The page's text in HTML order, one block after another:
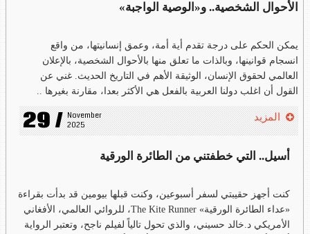
الأحوال الشخصية.. و«الوصية الواجبة»
يمكن الحكم على درجة تقدم أية أمة، وعمق إنسانيتها، من واقع
انسجام قوانينها، وبالذات ما تعلق منها بالأحوال الشخصية، بالإعلان
العالمي لحقوق الإنسان، الوثيقة الأهم في التاريخ الحديث. غني عن
القول أن اغلب دولنا العربية بالفعل هي الأكثر بعدا، مقارنة بغيرها ..
29 / November
2025
المزيد
أسيل.. التي خطفتني من الطائرة الورقية
كنت أجهز حقيبتي لسفر أسبوعين، وكنت قبلها بيومين قد بدأت بقراءة
«عداء الطائرة الورقية» The Kite Runner، للروائي العالمي، الأفغاني
الأمريكي د.خالد حسيني، والذي تحول تالياً لفيلم ناجح، وتعتبر الرواية